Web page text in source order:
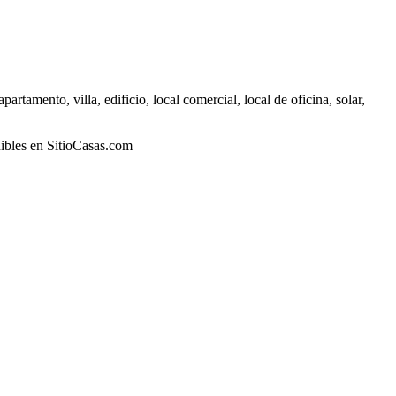
villa, edificio, local comercial, local de oficina, solar,
en SitioCasas.com